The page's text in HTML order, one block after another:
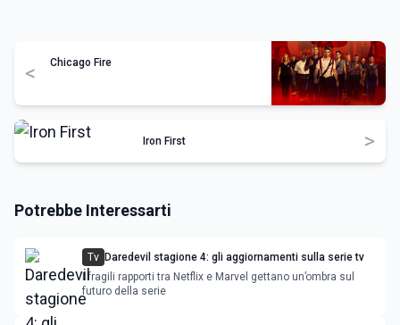
< Chicago Fire
Iron First >
Potrebbe Interessarti
Tv Daredevil stagione 4: gli aggiornamenti sulla serie tv
I fragili rapporti tra Netflix e Marvel gettano un’ombra sul
futuro della serie